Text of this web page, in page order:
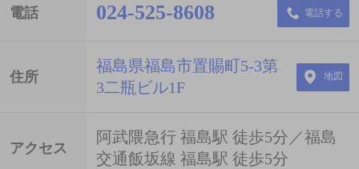
電話 024-525-8608 電話する
住所
福島県福島市置賜町5-3第
3二瓶ビル1F
地図
アクセス
阿武隈急行 福島駅 徒歩5分／福島
交通飯坂線 福島駅 徒歩5分